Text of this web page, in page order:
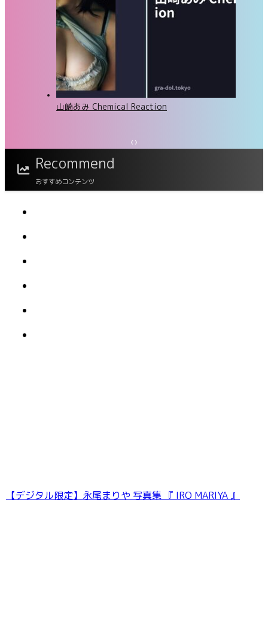
山崎あみ Chemical Reaction
澄田綾乃 今夜、溢れる艶が世界を回す
‹›
Recommend
おすすめコンテンツ
【デジタル限定】永尾まりや 写真集 『 IRO MARIYA 』